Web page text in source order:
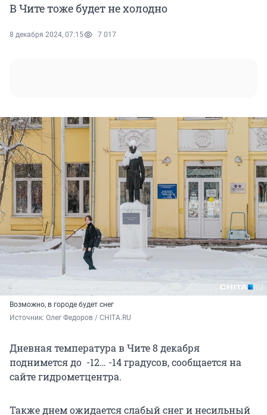
В Чите тоже будет не холодно
8 декабря 2024, 07:15 7 017
Возможно, в городе будет снег
Источник: Олег Федоров / CHITA.RU
Дневная температура в Чите 8 декабря
поднимется до -12… -14 градусов, сообщается на
сайте гидрометцентра.
Также днем ожидается слабый снег и несильный